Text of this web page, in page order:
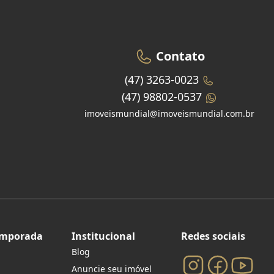
Contato
(47) 3263-0023
(47) 98802-0537
imoveismundial@imoveismundial.com.br
Institucional
Blog
Anuncie seu imóvel
Redes sociais